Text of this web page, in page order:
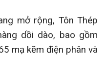
mở rộng, Tôn Thép
dồi dào, bao gồm
mạ kẽm điện phân và